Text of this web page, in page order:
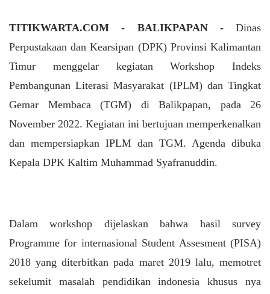
TITIKWARTA.COM - BALIKPAPAN - Dinas
Perpustakaan dan Kearsipan (DPK) Provinsi Kalimantan
Timur menggelar kegiatan Workshop Indeks
Pembangunan Literasi Masyarakat (IPLM) dan Tingkat
Gemar Membaca (TGM) di Balikpapan, pada 26
November 2022. Kegiatan ini bertujuan memperkenalkan
dan mempersiapkan IPLM dan TGM. Agenda dibuka
Kepala DPK Kaltim Muhammad Syafranuddin.
Dalam workshop dijelaskan bahwa hasil survey
Programme for internasional Student Assesment (PISA)
2018 yang diterbitkan pada maret 2019 lalu, memotret
sekelumit masalah pendidikan indonesia khusus nya